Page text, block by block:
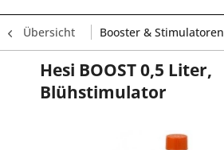
Übersicht Booster & Stimulatoren
Hesi BOOST 0,5 Liter,
Blühstimulator